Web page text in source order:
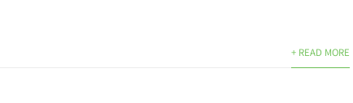
+ READ MORE